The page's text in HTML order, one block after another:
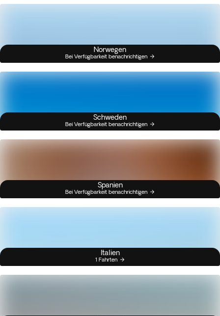
Norwegen
Bei Verfügbarkeit benachrichtigen
Schweden
Bei Verfügbarkeit benachrichtigen
Spanien
Bei Verfügbarkeit benachrichtigen
Italien
1 Fahrten